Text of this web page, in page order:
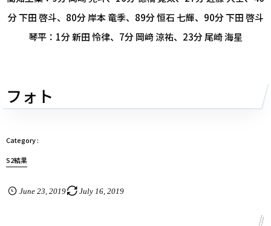
分 下田 啓斗、80分 岸本 竜季、89分 恒石 七輝、90分 下田 啓斗
琴平：1分 新田 怜律、7分 岡﨑 涼祐、23分 尾崎 海星
フォト
S2結果
June 23 2019 July 16, 2019